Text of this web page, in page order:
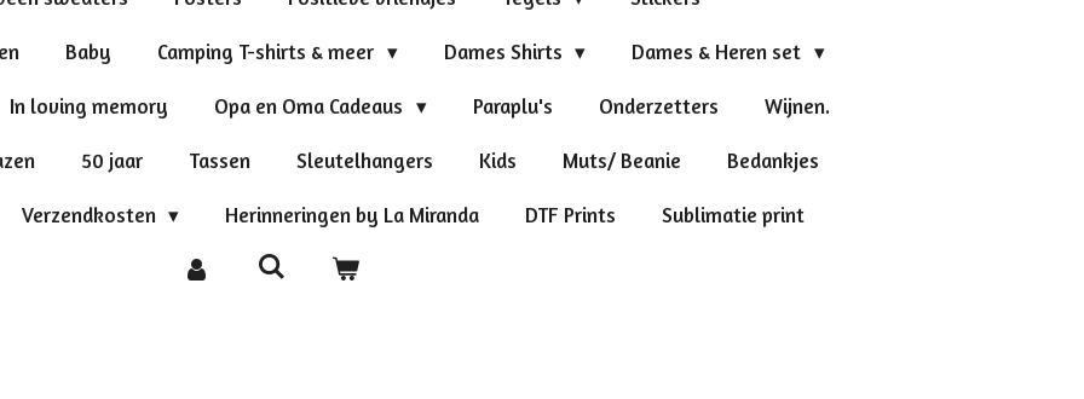
Baby Camping T-shirts & meer Dames Shirts Dames & Heren set
In loving memory Opa en Oma Cadeaus Paraplu's Onderzetters Wijnen.
50 jaar Tassen Sleutelhangers Kids Muts/ Beanie Bedankjes
Verzendkosten Herinneringen by La Miranda DTF Prints Sublimatie print